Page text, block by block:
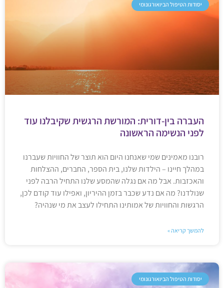
יסודות הטיפול הביואורגונומי
העברה בין-דורית: המורשת הרגשית שקיבלנו עוד
לפני הנשימה הראשונה
רובנו מאמינים שמי שאנחנו היום הוא תוצר של החוויות שעברנו
במהלך חיינו – הילדות שלנו, בית הספר, החברים, ההצלחות
והאכזבות. אבל מה אם נגלה שהמסע שלנו התחיל הרבה לפני
שנולדנו? מה אם נדע שכבר בזמן ההיריון, ואפילו עוד קודם לכן,
הרגשות והחוויות של אמותינו התחילו לעצב את מי שנהיה?
להמשך קריאה »
יסודות הטיפול הביואורגונומי